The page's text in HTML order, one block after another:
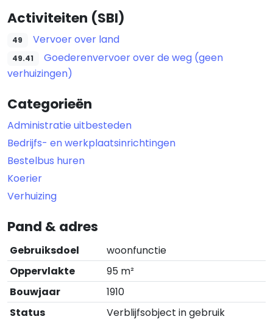
Activiteiten (SBI)
49 Vervoer over land
49.41
Goederenvervoer over de weg (geen
verhuizingen)
Categorieën
Administratie uitbesteden
Bedrijfs- en werkplaatsinrichtingen
Bestelbus huren
Koerier
Verhuizing
Pand & adres
Gebruiksdoel
woonfunctie
Oppervlakte
95 m²
Bouwjaar
1910
Status
Verblijfsobject in gebruik